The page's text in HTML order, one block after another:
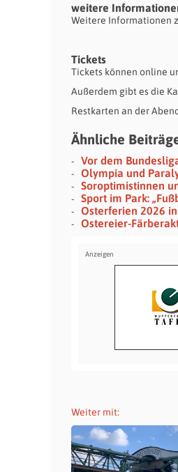
weitere
Weitere Informationen
Tickets
Tickets können online
Außerdem gibt es die
Restkarten an der
Ähnliche
Vor dem
Olympia und
Soroptimistinnen
Sport im Park:
Osterferien 2026
Ostereier-
Weiter mit: